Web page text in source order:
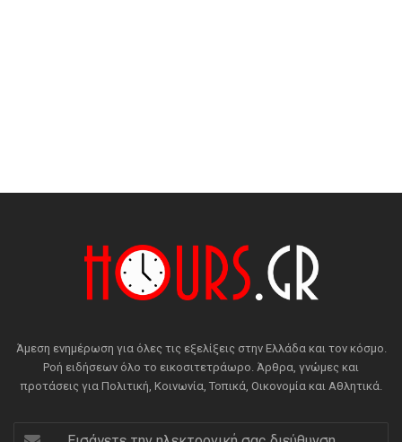
Άμεση ενημέρωση για όλες τις εξελίξεις στην Ελλάδα και τον κόσμο.
Ροή ειδήσεων όλο το εικοσιτετράωρο. Άρθρα, γνώμες και
προτάσεις για Πολιτική, Κοινωνία, Τοπικά, Οικονομία και Αθλητικά.